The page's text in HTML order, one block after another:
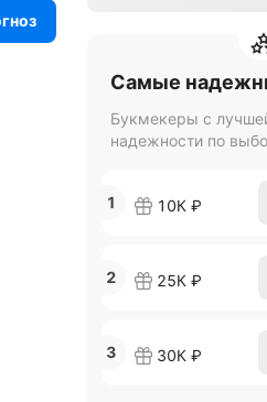
Самые
Букмекеры с
надежности по
1 10К ₽
2 25К ₽
3 30К ₽